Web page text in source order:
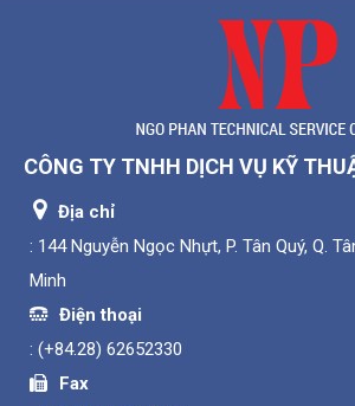
CÔNG TY TNHH DỊCH VỤ KỸ
Địa chỉ
: 144 Nguyễn Ngọc Nhựt, P. Tân Quý, Q.
Minh
Điện thoại
: (+84.28) 62652330
Fax